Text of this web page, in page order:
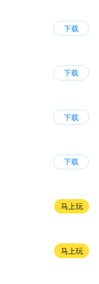
下载
下载
下载
下载
马上玩
马上玩